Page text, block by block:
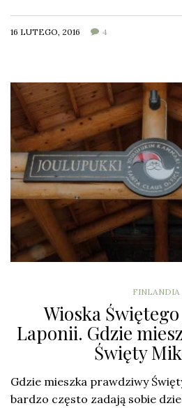
16 LUTEGO, 2016 4
FINLANDIA
Wioska
Laponii. Gdzie
Święty
Gdzie mieszka prawdziwy
bardzo często zadają sobie